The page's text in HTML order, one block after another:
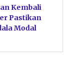
Kembali
Pastikan
Modal